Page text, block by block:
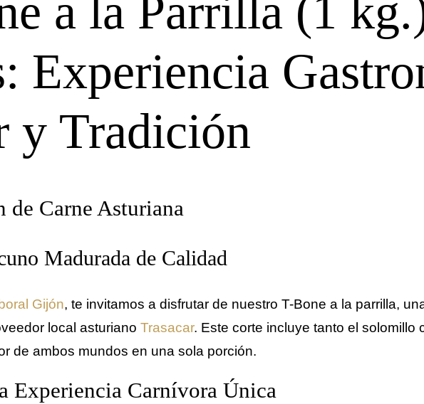
a la Parrilla (1
Experiencia
y Tradición
de Carne Asturiana
Madurada de Calidad
Gijón, te invitamos a disfrutar de nuestro T-Bone a la parrilla,
local asturianoTrasacar. Este corte incluye tanto el solomillo
de ambos mundos en una sola porción.
Experiencia Carnívora Única